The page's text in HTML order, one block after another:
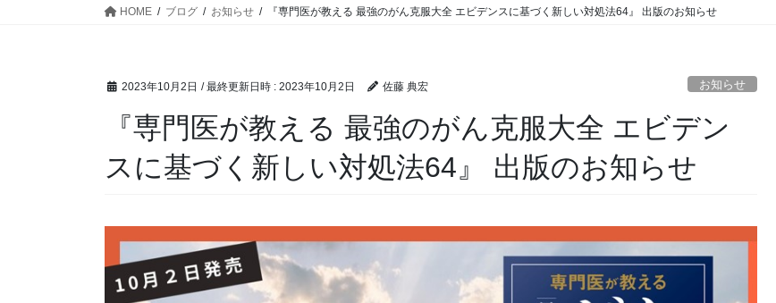
HOME ブログ お知らせ 『専門医が教える 最強のがん克服大全 エビデンスに基づく新しい対処法64』 出版のお知らせ
2023年10月2日 / 最終更新日時 : 2023年10月2日 佐藤 典宏 お知らせ
『専門医が教える 最強のがん克服大全 エビデン
スに基づく新しい対処法64』 出版のお知らせ